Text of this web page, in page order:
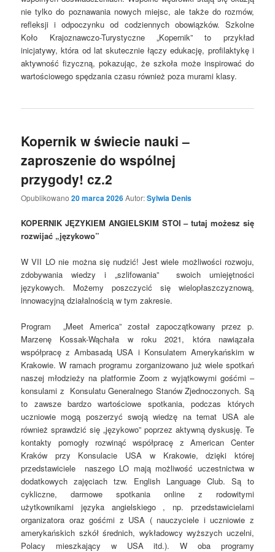
nie tylko do poznawania nowych miejsc, ale także do rozmów,
refleksji i odpoczynku od codziennych obowiązków. Szkolne
Koło Krajoznawczo-Turystyczne „Kopernik” to przykład
inicjatywy, która od lat skutecznie łączy edukację, profilaktykę i
aktywność fizyczną, pokazując, że szkoła może inspirować do
wartościowego spędzania czasu również poza murami klasy.
Kopernik w świecie nauki –
zaproszenie do wspólnej
przygody! cz.2
Opublikowano20 marca 2026Autor:Sylwia Denis
KOPERNIK JĘZYKIEM ANGIELSKIM STOI – tutaj możesz się
rozwijać „językowo”
W VII LO nie można się nudzić! Jest wiele możliwości rozwoju,
zdobywania wiedzy i „szlifowania” swoich umiejętności
językowych. Możemy poszczycić się wielopłaszczyznową,
innowacyjną działalnością w tym zakresie.
Program „Meet America” został zapoczątkowany przez p.
Marzenę Kossak-Wąchała w roku 2021, która nawiązała
współpracę z Ambasadą USA i Konsulatem Amerykańskim w
Krakowie. W ramach programu zorganizowano już wiele spotkań
naszej młodzieży na platformie Zoom z wyjątkowymi gośćmi –
konsulami z Konsulatu Generalnego Stanów Zjednoczonych. Są
to zawsze bardzo wartościowe spotkania, podczas których
uczniowie mogą poszerzyć swoją wiedzę na temat USA ale
również sprawdzić się „językowo” poprzez aktywną dyskusję. Te
kontakty pomogły rozwinąć współpracę z American Center
Kraków przy Konsulacie USA w Krakowie, dzięki której
przedstawiciele naszego LO mają możliwość uczestnictwa w
dodatkowych zajęciach tzw. English Language Club. Są to
cykliczne, darmowe spotkania online z rodowitymi
użytkownikami języka angielskiego , np. przedstawicielami
organizatora oraz gośćmi z USA ( nauczyciele i uczniowie z
amerykańskich szkół średnich, wykładowcy wyższych uczelni,
Polacy mieszkający w USA itd.). W oba programy